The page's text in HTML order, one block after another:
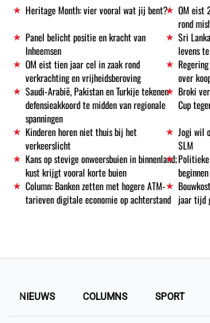
Heritage Month: vier vooral wat jij bent?
OM eist
rond
Panel belicht positie en kracht van
Inheemsen
Sri
levens
OM eist tien jaar cel in zaak rond
verkrachting en vrijheidsberoving
over
Saudi-Arabië, Pakistan en Turkije tekenen
defensieakkoord te midden van regionale
spanningen
Broki
Cup
Kinderen horen niet thuis bij het
verkeerslicht
Jogi wil
SLM
Kans op stevige onweersbuien in binnenland;
kust krijgt vooral korte buien
Politieke
Column: Banken zetten met hogere ATM-
tarieven digitale economie op achterstand jaar tijd
NIEUWS COLUMNS SPORT